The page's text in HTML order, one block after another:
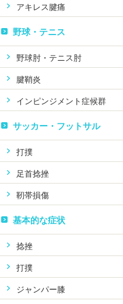
アキレス腱痛
野球・テニス
野球肘・テニス肘
腱鞘炎
インピンジメント症候群
サッカー・フットサル
打撲
足首捻挫
靭帯損傷
基本的な症状
捻挫
打撲
ジャンパー膝